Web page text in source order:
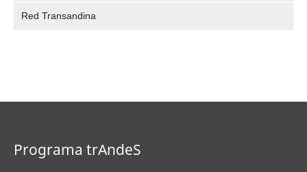
Red Transandina
Programa trAndeS